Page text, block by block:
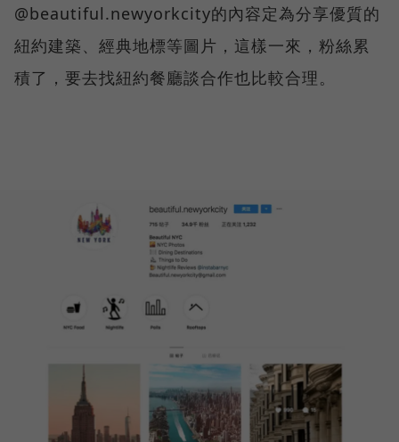
@beautiful.newyorkcity的內容定為分享優質的
紐約建築、經典地標等圖片，這樣一來，粉絲累
積了，要去找紐約餐廳談合作也比較合理。